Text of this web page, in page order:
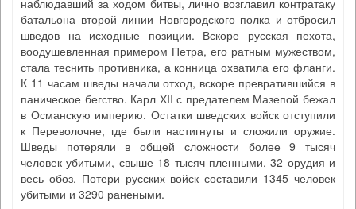
наблюдавший за ходом битвы, лично возглавил контратаку
батальона второй линии Новгородского полка и отбросил
шведов на исходные позиции. Вскоре русская пехота,
воодушевленная примером Петра, его ратным мужеством,
стала теснить противника, а конница охватила его фланги.
К 11 часам шведы начали отход, вскоре превратившийся в
паническое бегство. Карл ХII с предателем Мазепой бежал
в Османскую империю. Остатки шведских войск отступили
к Переволочне, где были настигнуты и сложили оружие.
Шведы потеряли в общей сложности более 9 тысяч
человек убитыми, свыше 18 тысяч пленными, 32 орудия и
весь обоз. Потери русских войск составили 1345 человек
убитыми и 3290 ранеными.